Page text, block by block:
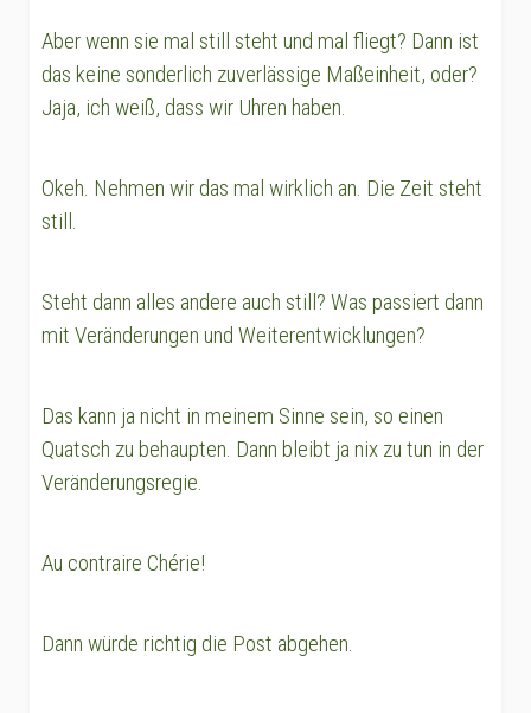
Aber wenn sie mal still steht und mal fliegt? Dann ist
das keine sonderlich zuverlässige Maßeinheit, oder?
Jaja, ich weiß, dass wir Uhren haben.
Okeh. Nehmen wir das mal wirklich an. Die Zeit steht
still.
Steht dann alles andere auch still? Was passiert dann
mit Veränderungen und Weiterentwicklungen?
Das kann ja nicht in meinem Sinne sein, so einen
Quatsch zu behaupten. Dann bleibt ja nix zu tun in der
Veränderungsregie.
Au contraire Chérie!
Dann würde richtig die Post abgehen.